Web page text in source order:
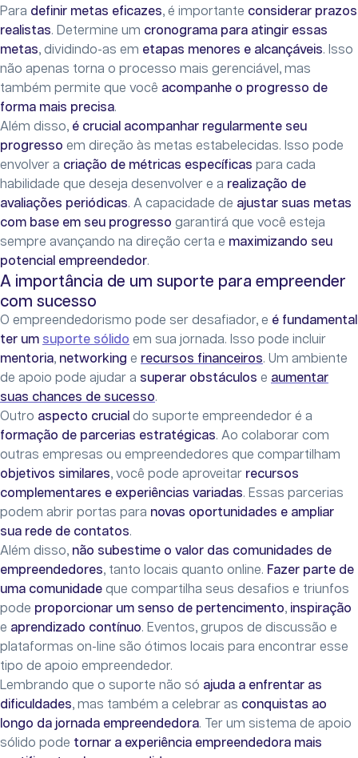
Para definir metas eficazes, é importante considerar prazos
realistas. Determine um cronograma para atingir essas
metas, dividindo-as em etapas menores e alcançáveis. Isso
não apenas torna o processo mais gerenciável, mas
também permite que você acompanhe o progresso de
forma mais precisa.
Além disso, é crucial acompanhar regularmente seu
progresso em direção às metas estabelecidas. Isso pode
envolver a criação de métricas específicas para cada
habilidade que deseja desenvolver e a realização de
avaliações periódicas. A capacidade de ajustar suas metas
com base em seu progresso garantirá que você esteja
sempre avançando na direção certa e maximizando seu
potencial empreendedor.
A importância de um suporte para empreender
com sucesso
O empreendedorismo pode ser desafiador, e é fundamental
ter um suporte sólido em sua jornada. Isso pode incluir
mentoria, networking e recursos financeiros. Um ambiente
de apoio pode ajudar a superar obstáculos e aumentar
suas chances de sucesso.
Outro aspecto crucial do suporte empreendedor é a
formação de parcerias estratégicas. Ao colaborar com
outras empresas ou empreendedores que compartilham
objetivos similares, você pode aproveitar recursos
complementares e experiências variadas. Essas parcerias
podem abrir portas para novas oportunidades e ampliar
sua rede de contatos.
Além disso, não subestime o valor das comunidades de
empreendedores, tanto locais quanto online. Fazer parte de
uma comunidade que compartilha seus desafios e triunfos
pode proporcionar um senso de pertencimento, inspiração
e aprendizado contínuo. Eventos, grupos de discussão e
plataformas on-line são ótimos locais para encontrar esse
tipo de apoio empreendedor.
Lembrando que o suporte não só ajuda a enfrentar as
dificuldades, mas também a celebrar as conquistas ao
longo da jornada empreendedora. Ter um sistema de apoio
sólido pode tornar a experiência empreendedora mais